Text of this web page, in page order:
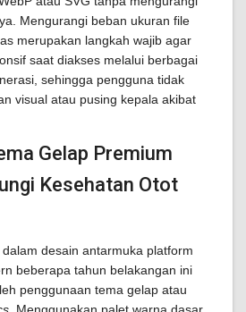
Mengurangi beban ukuran file
merupakan langkah wajib agar
saat diakses melalui berbagai
sehingga pengguna tidak
visual atau pusing kepala akibat
Gelap Premium
Kesehatan Otot
desain antarmuka platform
beberapa tahun belakangan ini
penggunaan tema gelap atau